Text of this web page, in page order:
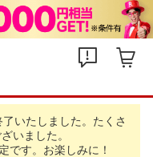
いたしました。 たくさ
いました。
です。お楽しみに！